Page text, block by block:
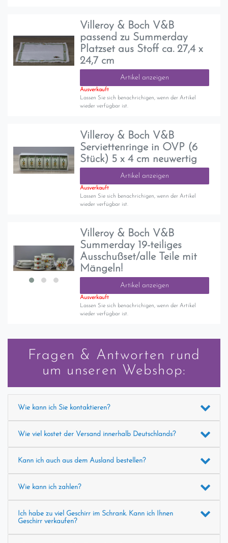
Villeroy & Boch V&B
passend zu Summerday
Platzset aus Stoff ca. 27,4 x
24,7 cm
Artikel anzeigen
Ausverkauft
Lassen Sie sich benachrichigen, wenn der Artikel
wieder verfügbar ist.
Villeroy & Boch V&B
Serviettenringe in OVP (6
Stück) 5 x 4 cm neuwertig
Artikel anzeigen
Ausverkauft
Lassen Sie sich benachrichigen, wenn der Artikel
wieder verfügbar ist.
Villeroy & Boch V&B
Summerday 19-teiliges
Ausschußset/alle Teile mit
Mängeln!
Artikel anzeigen
Ausverkauft
Lassen Sie sich benachrichigen, wenn der Artikel
wieder verfügbar ist.
Fragen & Antworten rund
um unseren Webshop:
Wie kann ich Sie kontaktieren?
Wie viel kostet der Versand innerhalb Deutschlands?
Kann ich auch aus dem Ausland bestellen?
Wie kann ich zahlen?
Ich habe zu viel Geschirr im Schrank. Kann ich Ihnen
Geschirr verkaufen?